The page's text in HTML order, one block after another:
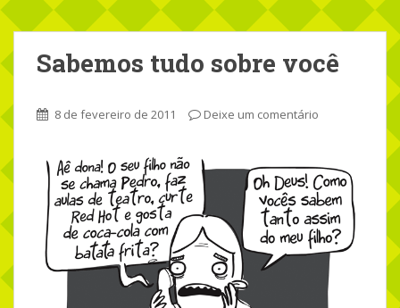
Sabemos tudo sobre você
8 de fevereiro de 2011 Deixe um comentário